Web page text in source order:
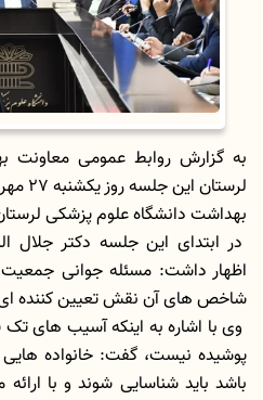
به گزارش روابط عمومی معاونت
بهداشت دانشگاه علوم پزشکی لرستان
در ابتدای این جلسه دکتر جلال
اظهار داشت: مسئله جوانی
شاخص های آن نقش تعیین کننده ای
وی با اشاره به اینکه آسیب های
پوشیده نیست، گفت: خانواده هایی
باشد باید شناسایی شوند و با